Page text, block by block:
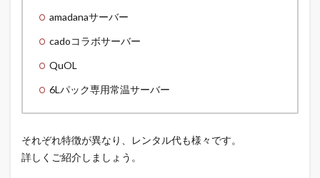
amadanaサーバー
cadoコラボサーバー
QuOL
6Lパック専用常温サーバー
それぞれ特徴が異なり、レンタル代も様々です。
詳しくご紹介しましょう。